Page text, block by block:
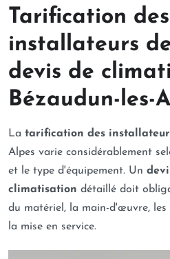
Tarification des
installateurs
devis de
Bézaudun-les-
La tarification des
Alpes varie considérablement
et le type d'équipement. Un
climatisation détaillé doit
du matériel, la main-d'œuvre, les
la mise en service.